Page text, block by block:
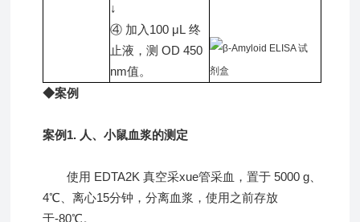
↓
④ 加入100 μL 终
止液，测 OD 450
nm值。
◆案例
案例1. 人、小鼠血浆的测定
使用 EDTA2K 真空采xue管采血，置于 5000 g、
4℃、离心15分钟，分离血浆，使用之前存放
于-80℃。